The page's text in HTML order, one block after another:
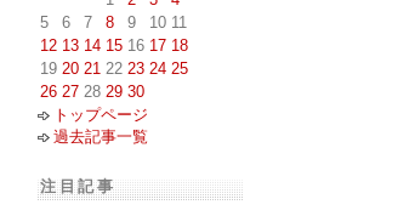
5
6 7 8 9 10 11
12 13 14 15 16 17 18
19 20 21 22 23 24 25
26 27 28 29 30
トップページ
過去記事一覧
注目記事